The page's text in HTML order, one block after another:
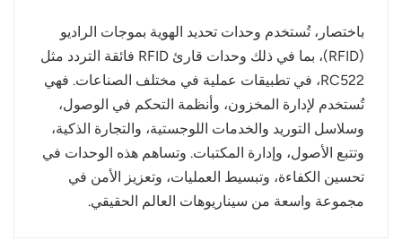
باختصار، تُستخدم وحدات تحديد الهوية بموجات الراديو
(RFID)، بما في ذلك وحدات قارئ RFID فائقة التردد مثل
RC522، في تطبيقات عملية في مختلف الصناعات. فهي
تُستخدم لإدارة المخزون، وأنظمة التحكم في الوصول،
وسلاسل التوريد والخدمات اللوجستية، والتجارة الذكية،
وتتبع الأصول، وإدارة المكتبات. وتساهم هذه الوحدات في
تحسين الكفاءة، وتبسيط العمليات، وتعزيز الأمن في
مجموعة واسعة من سيناريوهات العالم الحقيقي.